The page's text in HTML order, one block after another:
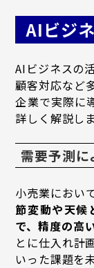
AIビジ
AIビジネスの
顧客対応など
企業で実際に
詳しく解説しま
需要予測に
小売業におい
節変動や天候
で、精度の高
とに仕入れ計
いった課題を